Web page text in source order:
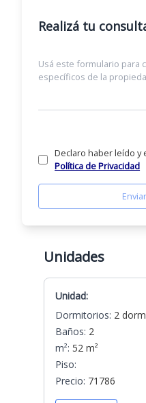
Realizá tu
Declaro haber leído y
Política de Privacidad
Unidades
Unidad:
Dormitorios: 2
Baños: 2
m²: 52 m²
Piso:
Precio: 71786